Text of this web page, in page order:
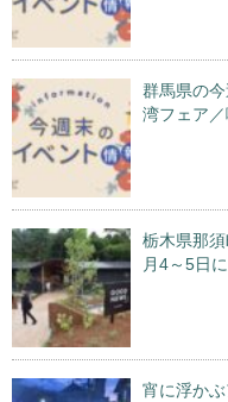
群馬県の
湾フェア
栃木県那
月4～5日
宵に浮か